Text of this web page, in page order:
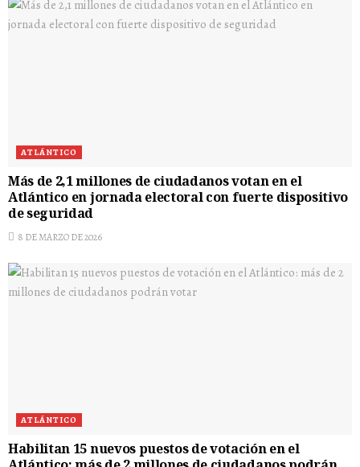
ATLÁNTICO
Más de 2,1 millones de ciudadanos votan en el
Atlántico en jornada electoral con fuerte dispositivo
de seguridad
8 DE MARZO DE 2026
ATLÁNTICO
Habilitan 15 nuevos puestos de votación en el